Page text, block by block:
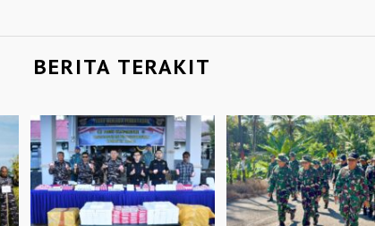
BERITA TERAKIT